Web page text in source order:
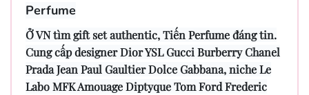
Perfume
Ở VN tìm gift set authentic, Tiến Perfume đáng tin.
Cung cấp designer Dior YSL Gucci Burberry Chanel
Prada Jean Paul Gaultier Dolce Gabbana, niche Le
Labo MFK Amouage Diptyque Tom Ford Frederic